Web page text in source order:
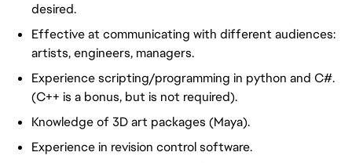
desired.
Effective at communicating with different audiences:
artists, engineers, managers.
Experience scripting/programming in python and C#.
(C++ is a bonus, but is not required).
Knowledge of 3D art packages (Maya).
Experience in revision control software.